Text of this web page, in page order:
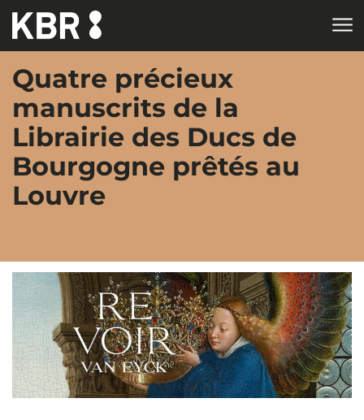
Aller au contenu
Quatre précieux
manuscrits de la
Librairie des Ducs de
Bourgogne prêtés au
Louvre